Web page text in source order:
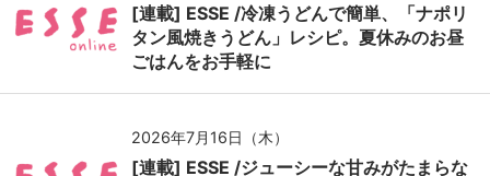
[連載] ESSE /冷凍うどんで簡単、「ナポリ
タン風焼きうどん」レシピ。夏休みのお昼
ごはんをお手軽に
2026年7月16日（木）
[連載] ESSE /ジューシーな甘みがたまらな